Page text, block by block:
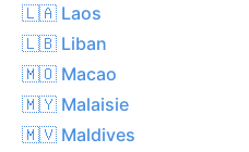
🇱🇦 Laos
🇱🇧 Liban
🇲🇴 Macao
🇲🇾 Malaisie
🇲🇻 Maldives